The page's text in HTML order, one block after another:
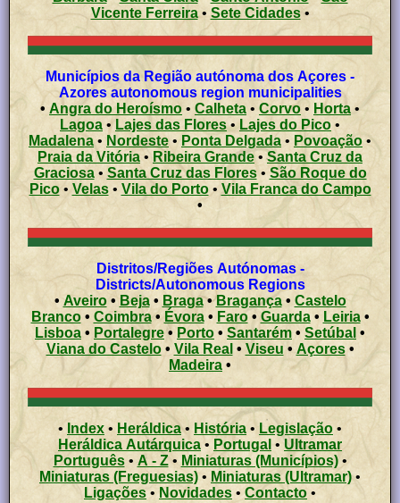
Vicente Ferreira• Sete Cidades•
Municípios da Região autónoma dos Açores -
Azores autonomous region municipalities
• Angra do Heroísmo • Calheta • Corvo • Horta •
Lagoa • Lajes das Flores• Lajes do Pico •
Madalena• Nordeste • Ponta Delgada • Povoação•
Praia da Vitória • Ribeira Grande •Santa Cruz da
Graciosa• Santa Cruz das Flores• São Roque do
Pico• Velas• Vila do Porto• Vila Franca do Campo
•
Distritos/Regiões Autónomas -
Districts/Autonomous Regions
• Aveiro• Beja• Braga•Bragança• Castelo
Branco• Coimbra• Évora• Faro• Guarda• Leiria•
Lisboa • Portalegre• Porto • Santarém • Setúbal •
Viana do Castelo• Vila Real • Viseu •Açores•
Madeira •
• Index • Heráldica• História • Legislação •
Heráldica Autárquica• Portugal • Ultramar
Português• A - Z• Miniaturas (Municípios)•
Miniaturas (Freguesias)• Miniaturas (Ultramar)•
Ligações• Novidades •Contacto •